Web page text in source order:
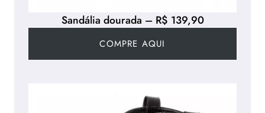
Sandália dourada – R$ 139,90
COMPRE AQUI